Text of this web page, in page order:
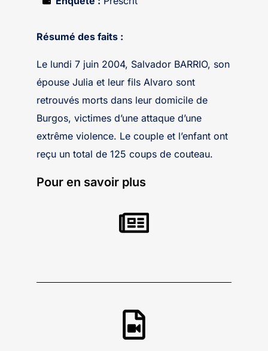
Résumé des faits :
Le lundi 7 juin 2004, Salvador BARRIO, son
épouse Julia et leur fils Alvaro sont
retrouvés morts dans leur domicile de
Burgos, victimes d’une attaque d’une
extrême violence. Le couple et l’enfant ont
reçu un total de 125 coups de couteau.
Pour en savoir plus